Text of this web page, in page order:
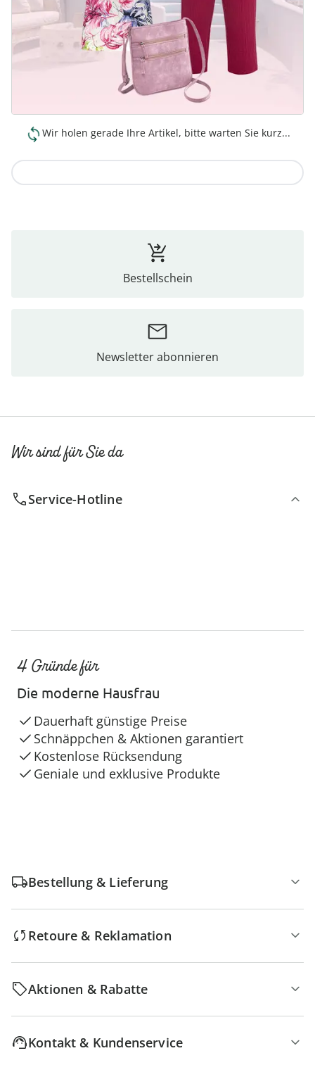
Wir holen gerade Ihre Artikel, bitte warten Sie kurz...
Bestellschein
Newsletter abonnieren
Wir sind für Sie da
Service-Hotline
4 Gründe für
Die moderne Hausfrau
Dauerhaft günstige Preise
Schnäppchen & Aktionen garantiert
Kostenlose Rücksendung
Geniale und exklusive Produkte
Bestellung & Lieferung
Retoure & Reklamation
Aktionen & Rabatte
Kontakt & Kundenservice